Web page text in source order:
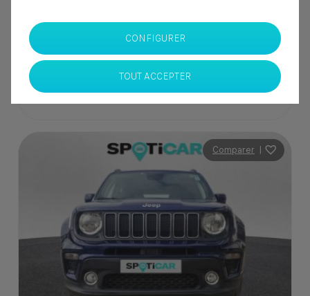
SPOTICAR Italcar BOUSKOURA
Comparer |
CONFIGURER
TOUT ACCEPTER